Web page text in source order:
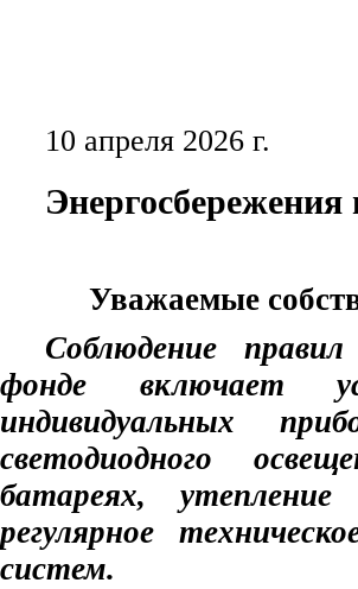
10 апреля 2026 г.
Уважаемые
Соблюдение пр
фонде включает
индивидуальных
светодиодного
батареях,
регулярное
систем.